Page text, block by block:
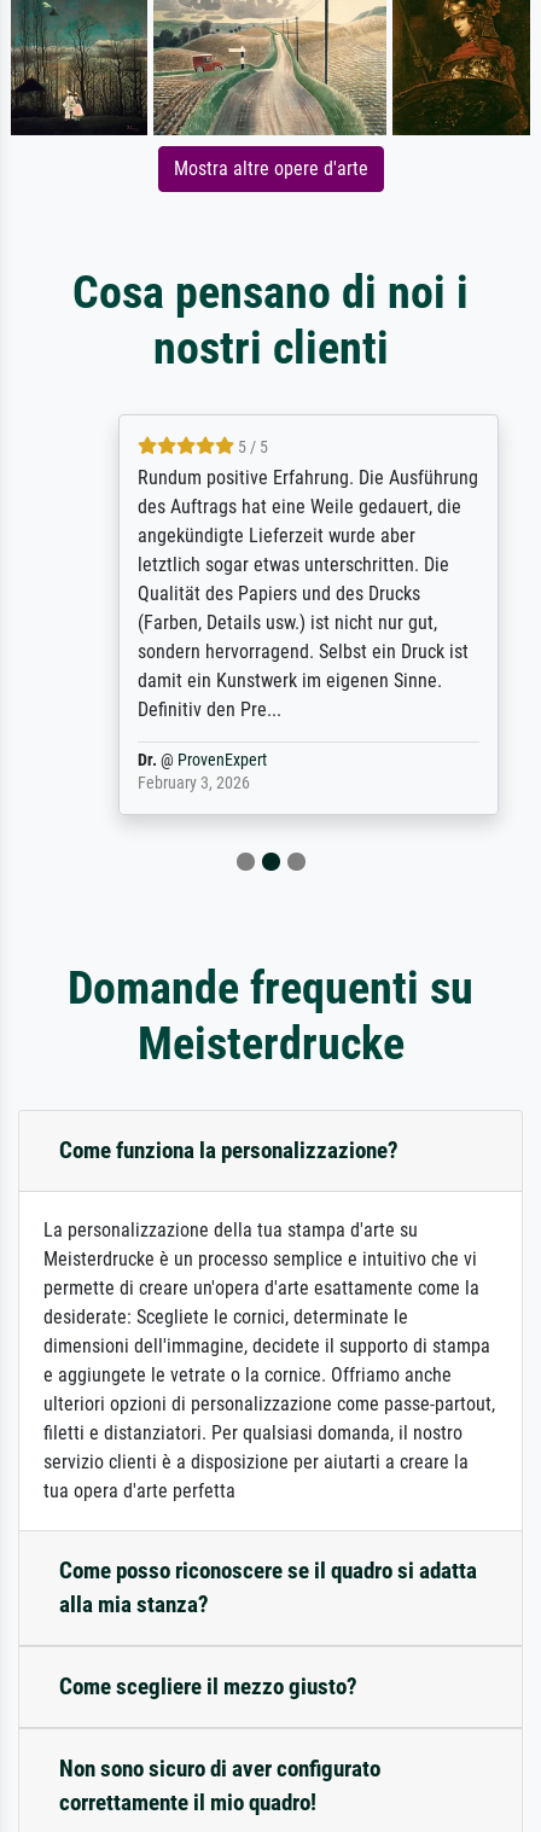
Mostra altre opere d'arte
Cosa pensano di noi i
nostri clienti
5 / 5
Rundum positive Erfahrung. Die Ausführung
des Auftrags hat eine Weile gedauert, die
angekündigte Lieferzeit wurde aber
letztlich sogar etwas unterschritten. Die
Qualität des Papiers und des Drucks
(Farben, Details usw.) ist nicht nur gut,
sondern hervorragend. Selbst ein Druck ist
damit ein Kunstwerk im eigenen Sinne.
Definitiv den Pre...
@ProvenExpert
February 3, 2026
Domande frequenti su
Meisterdrucke
Come funziona la personalizzazione?
La personalizzazione della tua stampa d'arte su
Meisterdrucke è un processo semplice e intuitivo che vi
permette di creare un'opera d'arte esattamente come la
desiderate: Scegliete le cornici, determinate le
dimensioni dell'immagine, decidete il supporto di stampa
e aggiungete le vetrate o la cornice. Offriamo anche
ulteriori opzioni di personalizzazione come passe-partout,
filetti e distanziatori. Per qualsiasi domanda, il nostro
servizio clienti è a disposizione per aiutarti a creare la
tua opera d'arte perfetta
Come posso riconoscere se il quadro si adatta
alla mia stanza?
Come scegliere il mezzo giusto?
Non sono sicuro di aver configurato
correttamente il mio quadro!